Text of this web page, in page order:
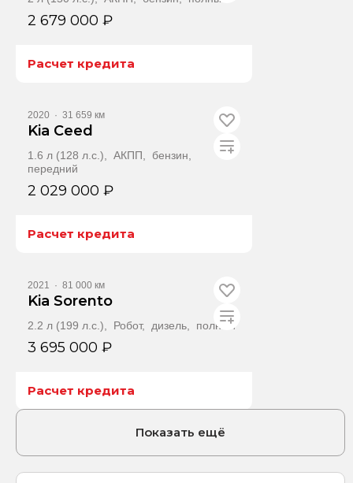
2 679 000 ₽
Расчет кредита
2020 · 31 659 км
Kia Ceed
1.6 л (128 л.с.), АКПП, бензин,
передний
2 029 000 ₽
Расчет кредита
2021 · 81 000 км
Kia Sorento
2.2 л (199 л.с.), Робот, дизель, полный
3 695 000 ₽
Расчет кредита
Показать ещё